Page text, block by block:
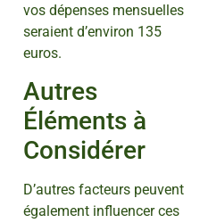
vos dépenses mensuelles
seraient d’environ 135
euros.
Autres
Éléments à
Considérer
D’autres facteurs peuvent
également influencer ces